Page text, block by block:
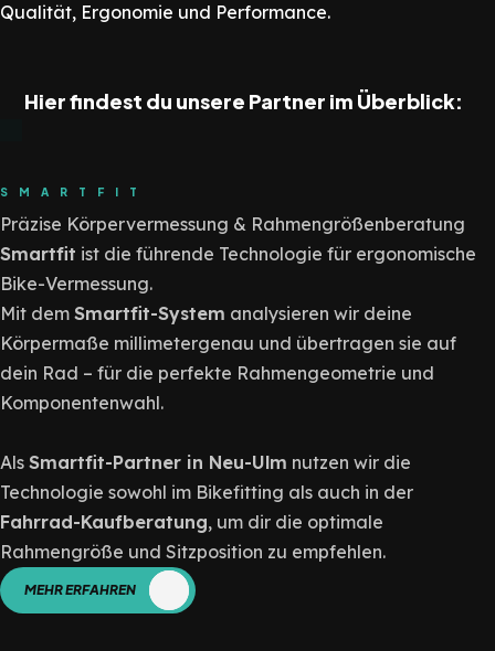
Qualität, Ergonomie und Performance.
Hier findest du unsere Partner im Überblick:
SMARTFIT
Präzise Körpervermessung & Rahmengrößenberatung
Smartfit ist die führende Technologie für ergonomische
Bike-Vermessung.
Mit dem Smartfit-System analysieren wir deine
Körpermaße millimetergenau und übertragen sie auf
dein Rad – für die perfekte Rahmengeometrie und
Komponentenwahl.
Als Smartfit-Partner in Neu-Ulm nutzen wir die
Technologie sowohl im Bikefitting als auch in der
Fahrrad-Kaufberatung, um dir die optimale
Rahmengröße und Sitzposition zu empfehlen.
MEHR ERFAHREN